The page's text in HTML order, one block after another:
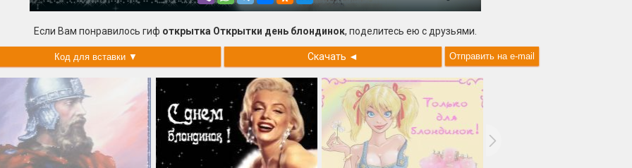
Если Вам понравилось гиф открытка Открытки день блондинок, поделитесь ею с друзьями.
Скачать ◄